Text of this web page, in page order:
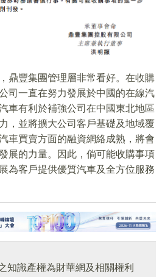
鼎豐集團管理層非常看好。在收購
司一直在努力發展於中國的在線汽
車有利於補強公司在中國東北地區
，並將擴大公司客戶基礎及地域覆
車買賣方面的融資網絡成熟，將會
展的力量。因此，倘可能收購事項
為客戶提供優質汽車及全方位服務
知識產權為財華網及相關權利